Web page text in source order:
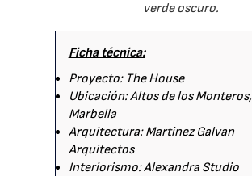
verde oscuro.
Ficha técnica:
Proyecto: The House
Ubicación: Altos de los Monteros,
Marbella
Arquitectura: Martinez Galvan
Arquitectos
Interiorismo: Alexandra Studio